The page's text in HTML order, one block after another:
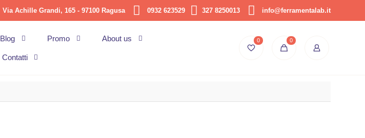
Via Achille Grandi, 165 - 97100 Ragusa 0932 623529 327 8250013 info@ferramentalab.it
Blog Promo About us
Contatti
0 0